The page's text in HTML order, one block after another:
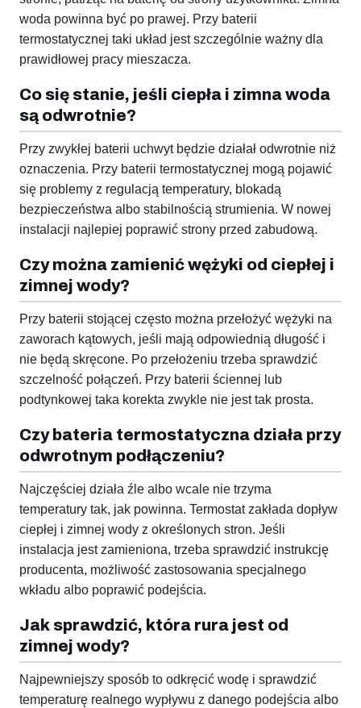
woda powinna być po prawej. Przy baterii
termostatycznej taki układ jest szczególnie ważny dla
prawidłowej pracy mieszacza.
Co się stanie, jeśli ciepła i zimna woda
są odwrotnie?
Przy zwykłej baterii uchwyt będzie działał odwrotnie niż
oznaczenia. Przy baterii termostatycznej mogą pojawić
się problemy z regulacją temperatury, blokadą
bezpieczeństwa albo stabilnością strumienia. W nowej
instalacji najlepiej poprawić strony przed zabudową.
Czy można zamienić wężyki od ciepłej i
zimnej wody?
Przy baterii stojącej często można przełożyć wężyki na
zaworach kątowych, jeśli mają odpowiednią długość i
nie będą skręcone. Po przełożeniu trzeba sprawdzić
szczelność połączeń. Przy baterii ściennej lub
podtynkowej taka korekta zwykle nie jest tak prosta.
Czy bateria termostatyczna działa przy
odwrotnym podłączeniu?
Najczęściej działa źle albo wcale nie trzyma
temperatury tak, jak powinna. Termostat zakłada dopływ
ciepłej i zimnej wody z określonych stron. Jeśli
instalacja jest zamieniona, trzeba sprawdzić instrukcję
producenta, możliwość zastosowania specjalnego
wkładu albo poprawić podejścia.
Jak sprawdzić, która rura jest od
zimnej wody?
Najpewniejszy sposób to odkręcić wodę i sprawdzić
temperaturę realnego wypływu z danego podejścia albo